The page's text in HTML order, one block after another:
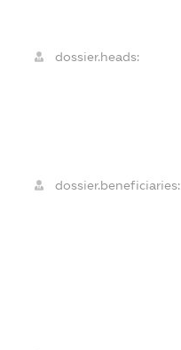
dossier.heads:
dossier.beneficiaries: